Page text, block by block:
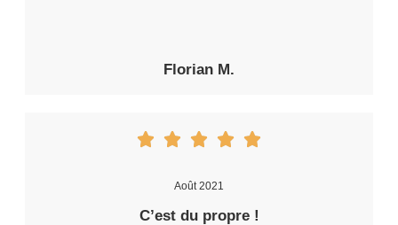
Florian M.
Août 2021
C’est du propre !